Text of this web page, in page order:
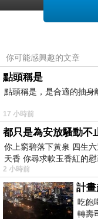
你可能感興趣的文章
點頭稱是
點頭稱是，是合適的抽身
17 小時前
都只是為安放騷動不
你上窮碧落下黃泉 四生
天香 你尋求軟玉香紅的
2 小時前
吃飽
轉壽